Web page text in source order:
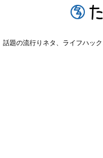
話題の流行りネタ、ライフハッ